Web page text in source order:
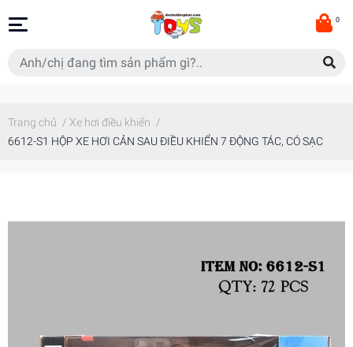
0
Trang chủ / Xe hơi điều khiển /
6612-S1 HỘP XE HƠI CẢN SAU ĐIỀU KHIỂN 7 ĐỘNG TÁC, CÓ SẠC